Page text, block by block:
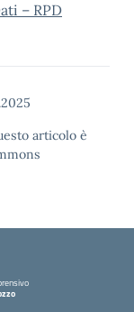
– RPD
articolo è